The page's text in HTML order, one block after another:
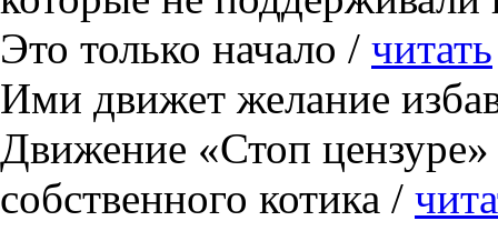
Это только начало / читать
Ими движет желание
Движение «Стоп
собственного котика /